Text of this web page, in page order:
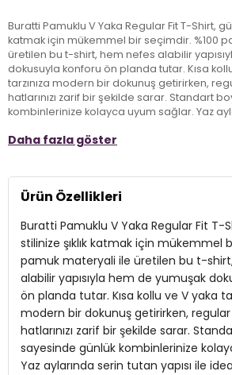
Buratti Pamuklu V Yaka Regular Fit T-Shirt,
katmak için mükemmel bir seçimdir. %100
üretilen bu t-shirt, hem nefes alabilir
dokusuyla konforu ön planda tutar. Kısa
tarzınıza modern bir dokunuş getirirken,
hatlarınızı zarif bir şekilde sarar. Standart
kombinlerinize kolayca uyum sağlar. Yaz
arayan yetişkinler için mutlak bir gerekliliktir.
shirt ile tarzınızı yansıtırken rahatlığınızdan
Model:T Shirt
Giyim Tarzı: Günlük/Casual
Materyal:% 100 Pamuk
Yaka Tipi:V Yaka
Kol Tipi: Kısa Kol
Kumaş Tipi:Örme
Daha fazla göster
Ürün Özellikleri
Buratti Pamuklu V Yaka Regular Fit T-
stilinize şıklık katmak için mükemmel
pamuk materyali ile üretilen bu t-
alabilir yapısıyla hem de yumuşak
ön planda tutar. Kısa kollu ve V yaka
modern bir dokunuş getirirken, regular
hatlarınızı zarif bir şekilde sarar.
sayesinde günlük kombinlerinize
Yaz aylarında serin tutan yapısı ile